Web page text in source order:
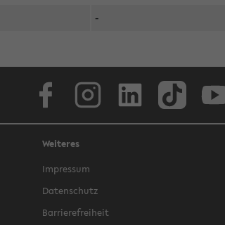
-
Weiteres
Impressum
Datenschutz
Barrierefreiheit